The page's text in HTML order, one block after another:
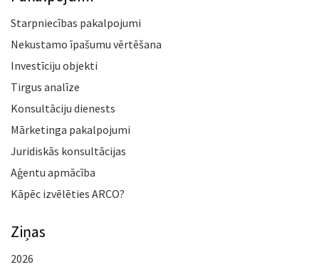
Starpniecības pakalpojumi
Nekustamo īpašumu vērtēšana
Investīciju objekti
Tirgus analīze
Konsultāciju dienests
Mārketinga pakalpojumi
Juridiskās konsultācijas
Aģentu apmācība
Kāpēc izvēlēties ARCO?
Ziņas
2026